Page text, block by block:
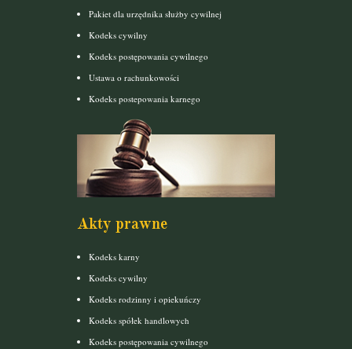
Pakiet dla urzędnika służby cywilnej
Kodeks cywilny
Kodeks postępowania cywilnego
Ustawa o rachunkowości
Kodeks postepowania karnego
Akty prawne
Kodeks karny
Kodeks cywilny
Kodeks rodzinny i opiekuńczy
Kodeks spółek handlowych
Kodeks postępowania cywilnego